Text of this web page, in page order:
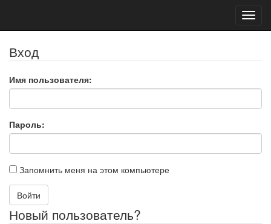
Вход
Имя пользователя:
Пароль:
Запомнить меня на этом компьютере
Войти
Новый пользователь?